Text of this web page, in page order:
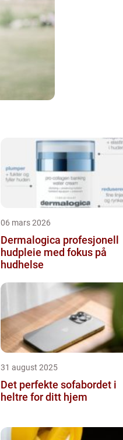
06 mars 2026
Dermalogica profesjonell
hudpleie med fokus på
hudhelse
31 august 2025
Det perfekte sofabordet i
heltre for ditt hjem